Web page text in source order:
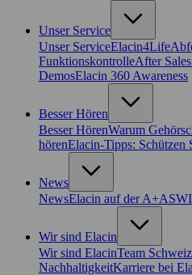
Unser Service
Unser ServiceElacin4Life
FunktionskontrolleAfter
DemosElacin 360 Awareness
Besser Hören
Besser HörenWarum
hörenElacin-Tipps: Schützen
News
NewsElacin auf der A+A
Wir sind Elacin
Wir sind ElacinTeam Schweiz
NachhaltigkeitKarriere bei